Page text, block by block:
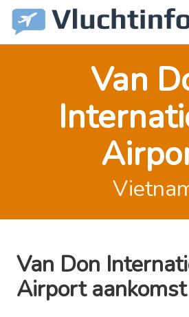
Van
Van Don
Airport aankomst